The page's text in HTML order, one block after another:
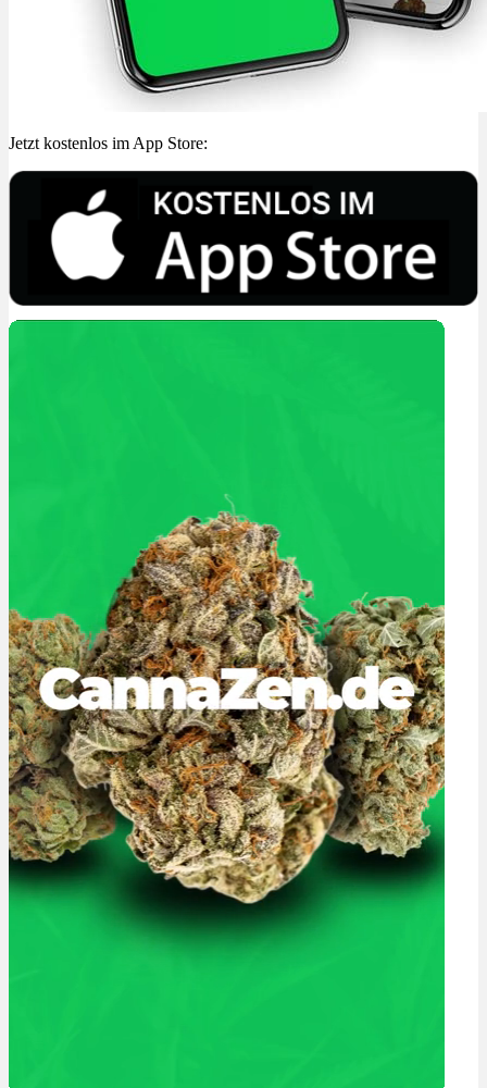
Jetzt kostenlos im App Store: